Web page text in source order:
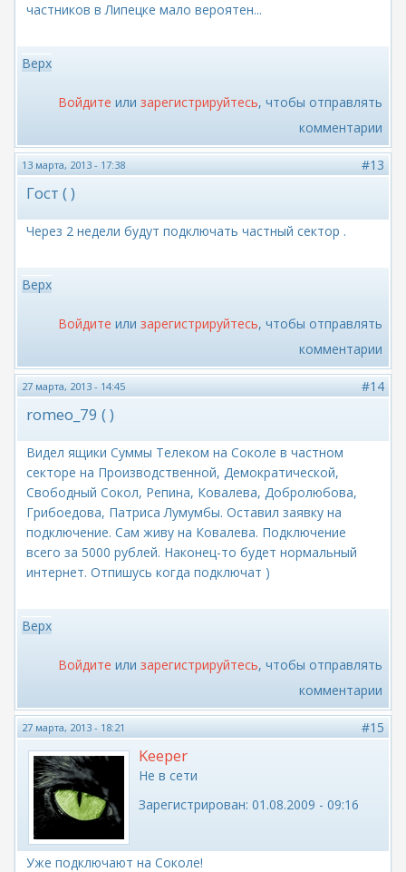
частников в Липецке мало вероятен...
Верх
Войдите или зарегистрируйтесь, чтобы отправлять
комментарии
13 марта, 2013 - 17:38 #13
Гост ( )
Через 2 недели будут подключать частный сектор .
Верх
Войдите или зарегистрируйтесь, чтобы отправлять
комментарии
27 марта, 2013 - 14:45 #14
romeo_79 ( )
Видел ящики Суммы Телеком на Соколе в частном
секторе на Производственной, Демократической,
Свободный Сокол, Репина, Ковалева, Добролюбова,
Грибоедова, Патриса Лумумбы. Оставил заявку на
подключение. Сам живу на Ковалева. Подключение
всего за 5000 рублей. Наконец-то будет нормальный
интернет. Отпишусь когда подключат )
Верх
Войдите или зарегистрируйтесь, чтобы отправлять
комментарии
27 марта, 2013 - 18:21 #15
Keeper
Не в сети
Зарегистрирован: 01.08.2009 - 09:16
Уже подключают на Соколе!